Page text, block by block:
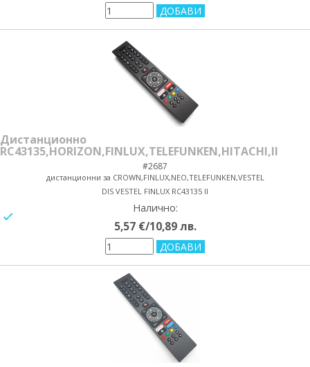
Дистанционно
RC43135,HORIZON,FINLUX,TELEFUNKEN,HITACHI,II
#2687
дистанционни за CROWN,FINLUX,NEO,TELEFUNKEN,VESTEL
DIS VESTEL FINLUX RC43135 II
Налично:
5,57 €/10,89 лв.